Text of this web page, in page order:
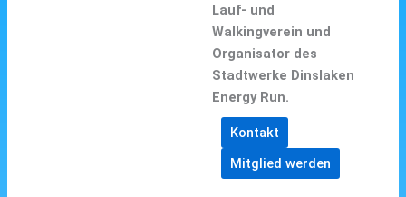
Lauf- und
Walkingverein und
Organisator des
Stadtwerke Dinslaken
Energy Run.
Kontakt
Mitglied werden